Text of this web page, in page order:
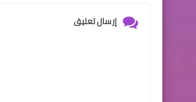
إرسال تعليق